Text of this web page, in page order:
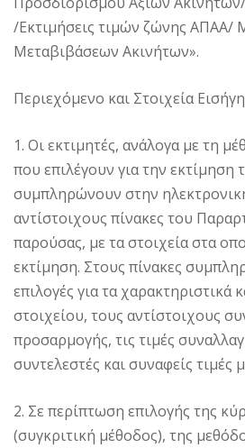
/Εκτιμήσεις τιμών ζώνης ΑΠΑΑ/
Μεταβιβάσεων Ακινήτων».
Περιεχόμενο και Στοιχεία
1. Οι εκτιμητές, ανάλογα με τη
που επιλέγουν για την εκτίμηση
συμπληρώνουν στην
αντίστοιχους πίνακες του
παρούσας, με τα στοιχεία στα
εκτίμηση. Στους πίνακες
επιλογές για τα χαρακτηριστικά
στοιχείου, τους αντίστοιχους
προσαρμογής, τις τιμές
συντελεστές και συναφείς τιμές
2. Σε περίπτωση επιλογής της
(συγκριτική μέθοδος), της